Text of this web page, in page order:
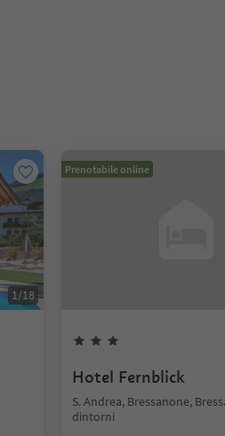
1 /18
Prenotabile online
Hotel Fernblick
S. Andrea, Bressanone,
dintorni